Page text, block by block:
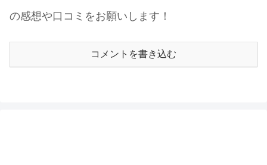
の感想や口コミをお願いします！
コメントを書き込む